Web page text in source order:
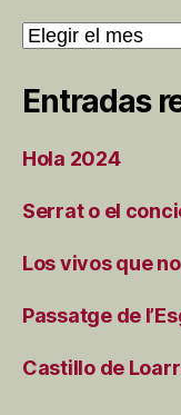
Archivos
Entradas
Hola 2024
Serrat o el
Los vivos que
Passatge de
Castillo de